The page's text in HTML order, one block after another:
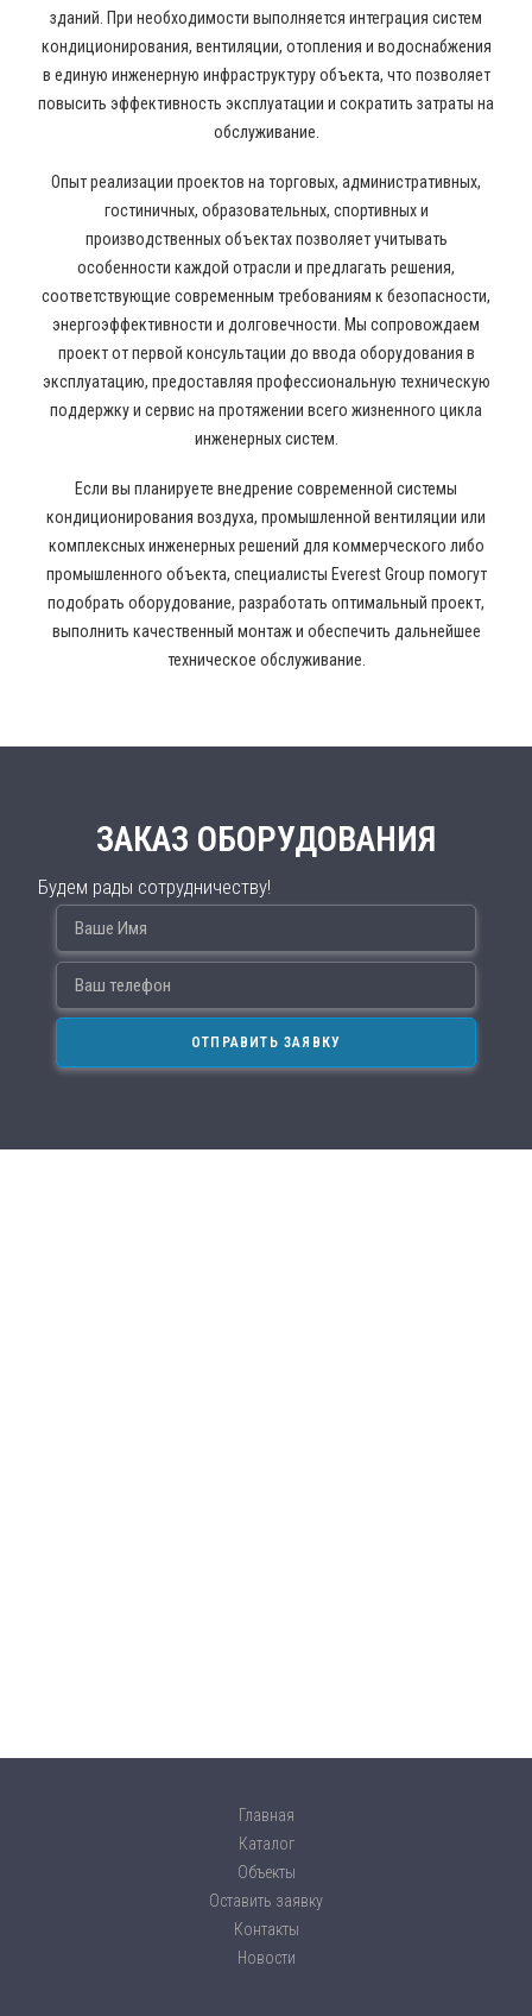
зданий. При необходимости выполняется интеграция систем
кондиционирования, вентиляции, отопления и водоснабжения
в единую инженерную инфраструктуру объекта, что позволяет
повысить эффективность эксплуатации и сократить затраты на
обслуживание.
Опыт реализации проектов на торговых, административных,
гостиничных, образовательных, спортивных и
производственных объектах позволяет учитывать
особенности каждой отрасли и предлагать решения,
соответствующие современным требованиям к безопасности,
энергоэффективности и долговечности. Мы сопровождаем
проект от первой консультации до ввода оборудования в
эксплуатацию, предоставляя профессиональную техническую
поддержку и сервис на протяжении всего жизненного цикла
инженерных систем.
Если вы планируете внедрение современной системы
кондиционирования воздуха, промышленной вентиляции или
комплексных инженерных решений для коммерческого либо
промышленного объекта, специалисты Everest Group помогут
подобрать оборудование, разработать оптимальный проект,
выполнить качественный монтаж и обеспечить дальнейшее
техническое обслуживание.
ЗАКАЗ ОБОРУДОВАНИЯ
Будем рады сотрудничеству!
Главная
Каталог
Объекты
Оставить заявку
Контакты
Новости